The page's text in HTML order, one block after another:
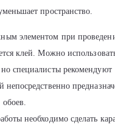
пространство.
элементом при
клей. Можно
специалисты рекомендуют
непосредственно
необходимо сделать